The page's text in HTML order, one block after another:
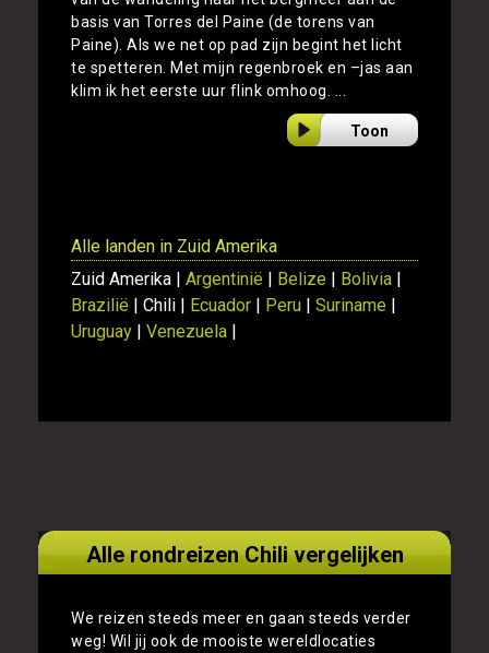
basis van Torres del Paine (de torens van
Paine). Als we net op pad zijn begint het licht
te spetteren. Met mijn regenbroek en –jas aan
klim ik het eerste uur flink omhoog. ...
Toon
Alle landen in Zuid Amerika
Zuid Amerika | Argentinië | Belize | Bolivia |
Brazilië | Chili | Ecuador | Peru | Suriname |
Uruguay | Venezuela |
Alle rondreizen Chili vergelijken
We reizen steeds meer en gaan steeds verder
weg! Wil jij ook de mooiste wereldlocaties